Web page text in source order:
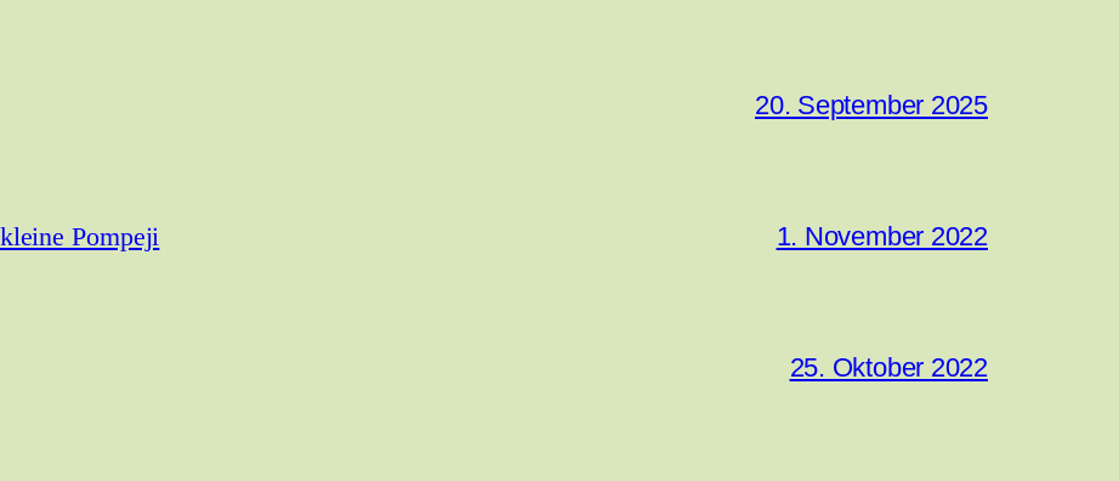
20. September 2025
Pompeji 1. November 2022
25. Oktober 2022